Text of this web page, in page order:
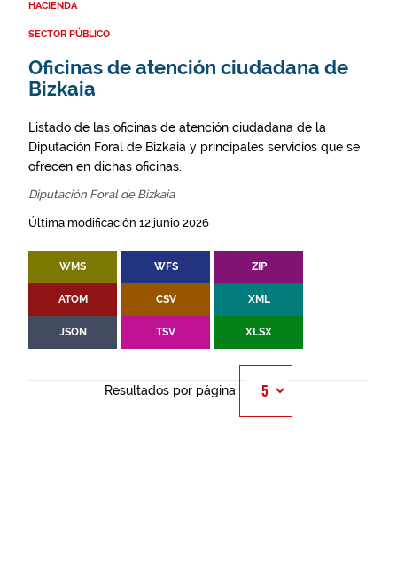
HACIENDA
SECTOR PÚBLICO
Oficinas de atención ciudadana de
Bizkaia
Listado de las oficinas de atención ciudadana de la
Diputación Foral de Bizkaia y principales servicios que se
ofrecen en dichas oficinas.
Diputación Foral de Bizkaia
Última modificación 12 junio 2026
WMS WFS ZIP
ATOM CSV XML
JSON TSV XLSX
Resultados por página